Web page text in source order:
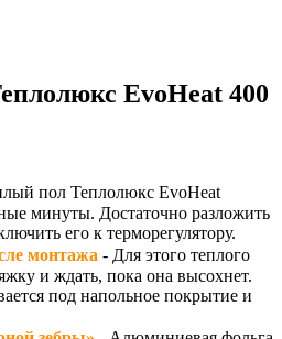
EvoHeat 400
пол Теплолюкс EvoHeat
минуты. Достаточно разложить
его к терморегулятору.
монтажа - Для этого теплого
и ждать, пока она высохнет.
под напольное покрытие и